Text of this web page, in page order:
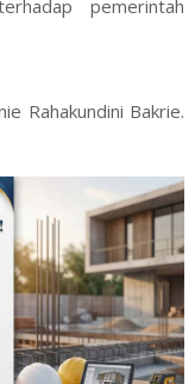
pemerintah
Rahakundini Bakrie.